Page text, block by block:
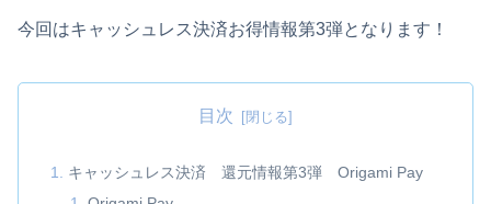
今回はキャッシュレス決済お得情報第3弾となります！
目次
キャッシュレス決済 還元情報第3弾 Origami Pay